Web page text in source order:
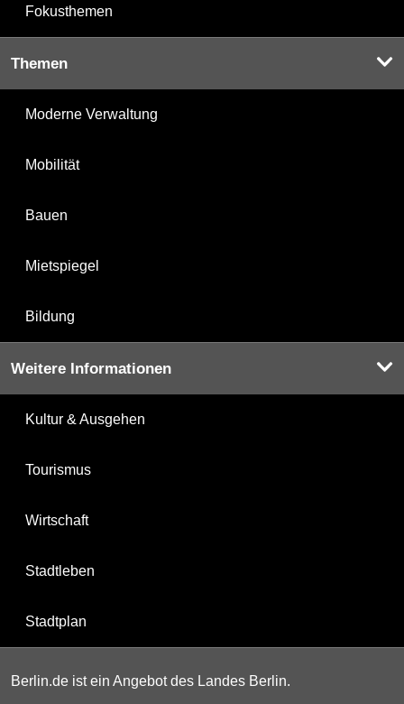
Fokusthemen
Themen
Moderne Verwaltung
Mobilität
Bauen
Mietspiegel
Bildung
Weitere Informationen
Kultur & Ausgehen
Tourismus
Wirtschaft
Stadtleben
Stadtplan
Berlin.de ist ein Angebot des Landes Berlin.